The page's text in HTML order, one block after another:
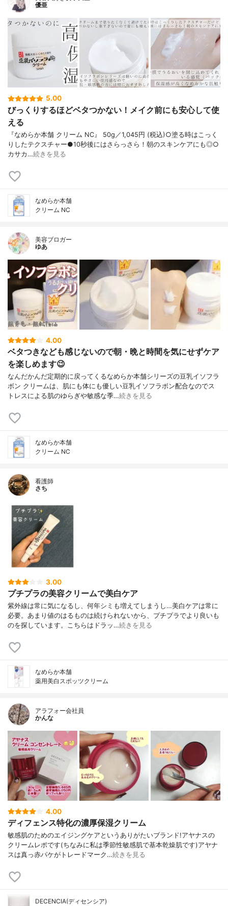
優亜
5.00
びっくりするほどベタつかない！メイク前にも安心して使
える
『なめらか本舗 クリーム NC』 50g／1,045円 (税込)○塗る時はこっく
りしたテクスチャー●10秒後にはさらっさら！朝のスキンケアにも◎○
カサカ…続きを見る
なめらか本舗
クリーム NC
美容ブロガー
ゆあ
4.00
ベタつきなども感じないので朝・晩と時間を気にせずケア
を楽しめます😉
なんだかんだ定期的に戻ってくるなめらか本舗シリーズの豆乳イソフラ
ボン クリームは、肌にも体にも優しい豆乳イソフラボン配合なのでス
トレスによる肌のゆらぎや敏感な季…続きを見る
なめらか本舗
クリーム NC
看護師
さち
3.00
プチプラの美容クリームで美白ケア
紫外線は常に気になるし、何年シミも増えてしまうし…美白ケアは常に
必要。あまり値のはるものは続けられないから、プチプラでより良いも
のを探しています。こちらはドラッ…続きを見る
なめらか本舗
薬用美白スポッツクリーム
アラフォー会社員
かんな
4.00
ディフェンス特化の濃厚保湿クリーム
敏感肌のためのエイジングケアというありがたいブランド!アヤナスの
クリームレポです(ちなみに私は季節性敏感肌で基本乾燥肌です)アヤナ
スは真っ赤パケがトレードマーク…続きを見る
DECENCIA(ディセンシア)